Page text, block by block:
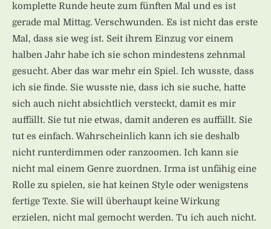
komplette Runde heute zum fünften Mal und es ist
gerade mal Mittag. Verschwunden. Es ist nicht das erste
Mal, dass sie weg ist. Seit ihrem Einzug vor einem
halben Jahr habe ich sie schon mindestens zehnmal
gesucht. Aber das war mehr ein Spiel. Ich wusste, dass
ich sie finde. Sie wusste nie, dass ich sie suche, hatte
sich auch nicht absichtlich versteckt, damit es mir
auffällt. Sie tut nie etwas, damit anderen es auffällt. Sie
tut es einfach. Wahrscheinlich kann ich sie deshalb
nicht runterdimmen oder ranzoomen. Ich kann sie
nicht mal einem Genre zuordnen. Irma ist unfähig eine
Rolle zu spielen, sie hat keinen Style oder wenigstens
fertige Texte. Sie will überhaupt keine Wirkung
erzielen, nicht mal gemocht werden. Tu ich auch nicht.